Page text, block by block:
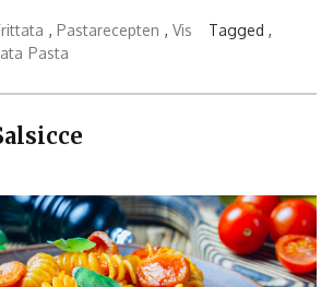
, Pastarecepten , Vis
Tagged ,
Pasta